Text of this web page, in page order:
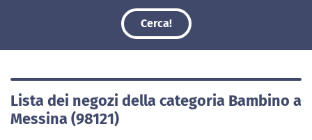
Cerca!
Lista dei negozi della categoria Bambino a
Messina (98121)